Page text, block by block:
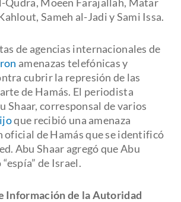
Sameh al-Jadi y Sami Issa.
de agencias internacionales de
amenazas telefónicas y
cubrir la represión de las
de Hamás. El periodista
Shaar, corresponsal de varios
que recibió una amenaza
oficial de Hamás que se identificó
Abu Shaar agregó que Abu
de Israel.
Información de la Autoridad